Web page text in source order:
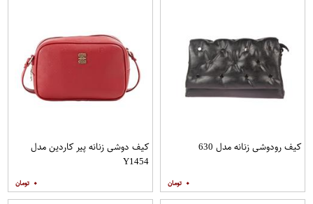
کیف رودوشی زنانه مدل 630
۰
کیف دوشی زنانه پیر کاردین مدل
Y1454
۰